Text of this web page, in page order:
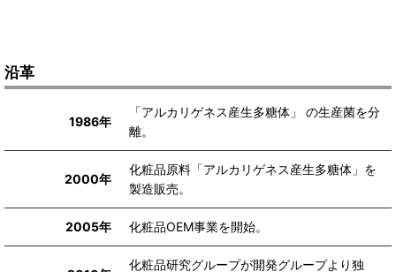
沿革
1986年
「アルカリゲネス産生多糖体」 の生産菌を分
離。
2000年
化粧品原料「アルカリゲネス産生多糖体」を
製造販売。
2005年 化粧品OEM事業を開始。
化粧品研究グループが開発グループより独